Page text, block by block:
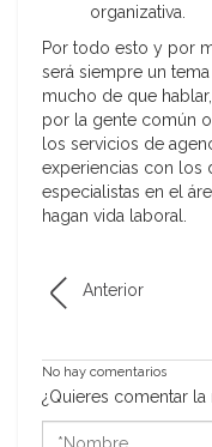
organizativa.
Por todo esto y por
será siempre un
mucho de que
por la gente común
los servicios de
experiencias con los
especialistas en el
hagan vida laboral.
Anterior
No hay comentarios
¿Quieres comentar la
*Nombre